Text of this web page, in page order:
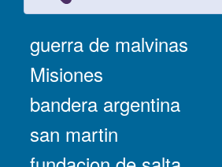
guerra de malvinas
Misiones
bandera argentina
san martin